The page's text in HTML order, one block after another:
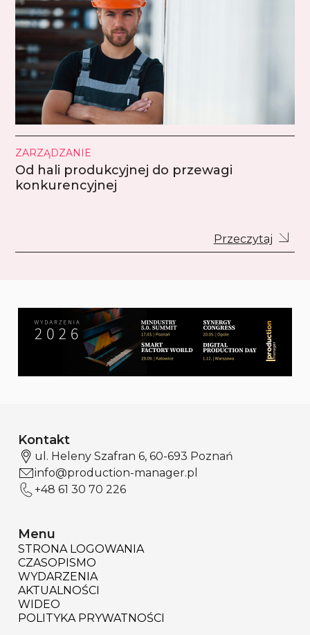
ZARZĄDZANIE
Od hali produkcyjnej do przewagi
konkurencyjnej
Przeczytaj
Kontakt
ul. Heleny Szafran 6, 60-693 Poznań
info@production-manager.pl
+48 61 30 70 226
Menu
STRONA LOGOWANIA
CZASOPISMO
WYDARZENIA
AKTUALNOŚCI
WIDEO
POLITYKA PRYWATNOŚCI